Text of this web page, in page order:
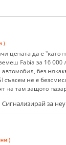
)
цената да е "като
Fabia за 16 000
без
съвсем не е
на там защото
Сигнализирай за
)